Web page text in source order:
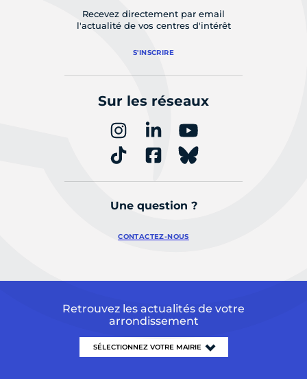
Recevez directement par email
l'actualité de vos centres d'intérêt
S'INSCRIRE
Sur les réseaux
Une question ?
CONTACTEZ-NOUS
Retrouvez les actualités de votre
arrondissement